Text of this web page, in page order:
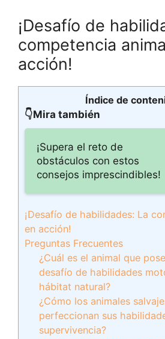
¡Desafío de
competencia
acción!
Índice de
👇Mira también
¡Supera el reto de
obstáculos con estos
consejos imprescindibles!
¡Desafío de habilidades: La
en acción!
Preguntas Frecuentes
¿Cuál es el animal que
desafío de habilidades
hábitat natural?
¿Cómo los animales
perfeccionan sus
supervivencia?